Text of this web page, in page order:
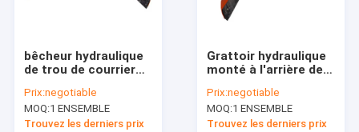
bêcheur hydraulique
de trou de courrier
de 1000mm de lame
de grattoir arrière de
boîte
Prix:negotiable
MOQ:1 ENSEMBLE
Trouvez les derniers prix
Grattoir hydraulique
monté à l'arrière de
de la CE 125mm de
tracteur résistant de
la lame 22hp
Prix:negotiable
MOQ:1 ENSEMBLE
Trouvez les derniers prix